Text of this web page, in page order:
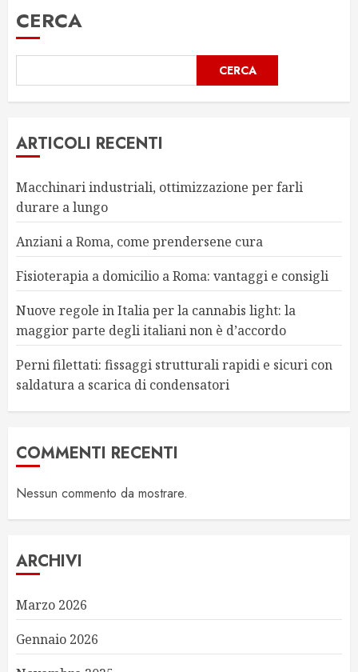
CERCA
CERCA
ARTICOLI RECENTI
Macchinari industriali, ottimizzazione per farli
durare a lungo
Anziani a Roma, come prendersene cura
Fisioterapia a domicilio a Roma: vantaggi e consigli
Nuove regole in Italia per la cannabis light: la
maggior parte degli italiani non è d’accordo
Perni filettati: fissaggi strutturali rapidi e sicuri con
saldatura a scarica di condensatori
COMMENTI RECENTI
Nessun commento da mostrare.
ARCHIVI
Marzo 2026
Gennaio 2026